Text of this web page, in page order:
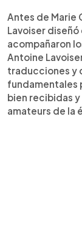
Antes de Marie
Lavoiser
acompañaron
Antoine
traducciones y
fundamentales
bien recibidas
amateurs de la